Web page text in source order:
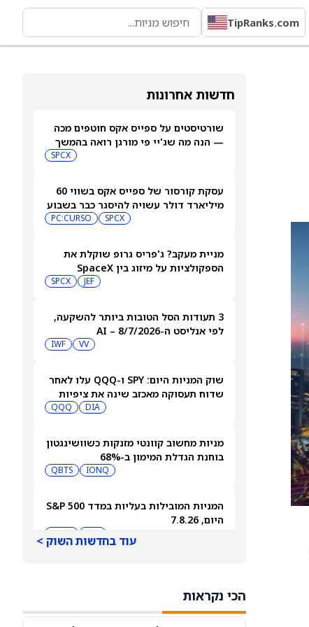
TipRanks.com
חדשות אחרונות
שורטיסטים על ספייס אקס חוטפים מכה
— הנה מה שג'יי פי מורגן רואה בהמשך
SPCX
עסקת קורסור של ספייס אקס בשווי 60
מיליארד דולר עשויה להיסגר כבר בשבוע
SPCX
PC:CURSO
מניית מעקב? ג'פריס גרופ שוקלת את
הספקולציות על מיזוג בין SpaceX
JEF
SPCX
3 תעודות הסל הטובות ביותר להשקעה,
לפי אנליסט ה-AI – 8/7/2026
VV
IWF
שוק המניות היום: SPY ו-QQQ עלו לאחר
שדוח תעסוקה מאכזב שינה את ציפיות
DIA
QQQ
מניות מחשוב קוונטי מזנקות כשוושינגטון
בוחנת הגדלת המימון ב-68%
IONQ
QBTS
המניות המובילות בעליות במדד S&P 500
היום, 7.8.26
(NASDAQ:PSKY) עלתה בכל זאת
עוד בחדשות השוק >
הכי נקראות